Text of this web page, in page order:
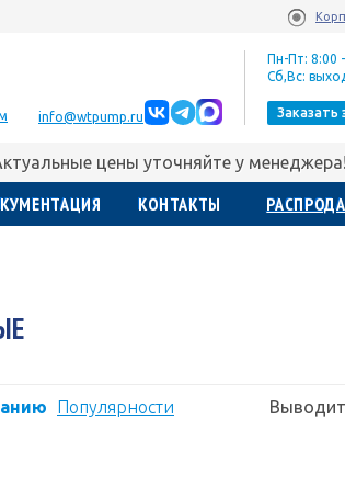
info@wtpump.ru
Пн-Пт: 8:00
Сб,Вс:
Заказать
цены уточняйте у менеджера!
КОНТАКТЫ
Популярности